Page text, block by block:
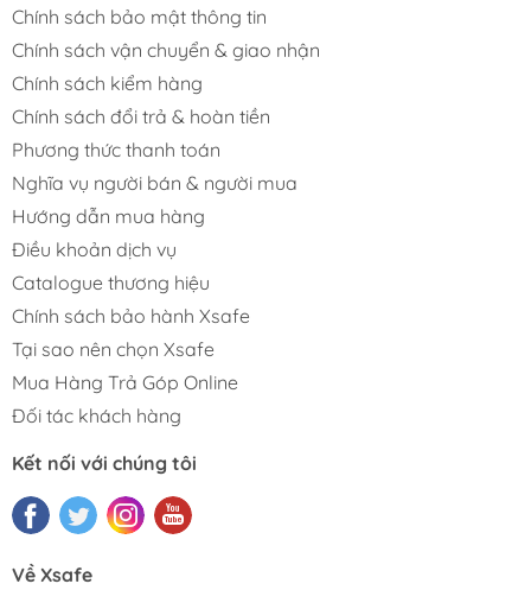
Chính sách bảo mật thông tin
Chính sách vận chuyển & giao nhận
Chính sách kiểm hàng
Chính sách đổi trả & hoàn tiền
Phương thức thanh toán
Nghĩa vụ người bán & người mua
Hướng dẫn mua hàng
Điều khoản dịch vụ
Catalogue thương hiệu
Chính sách bảo hành Xsafe
Tại sao nên chọn Xsafe
Mua Hàng Trả Góp Online
Đối tác khách hàng
Kết nối với chúng tôi
Về Xsafe